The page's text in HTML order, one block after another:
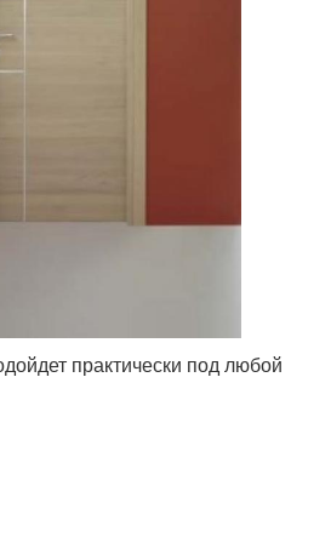
практически под любой